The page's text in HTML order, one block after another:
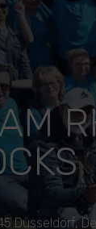
Düsseldorf,